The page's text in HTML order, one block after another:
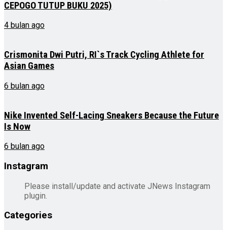
CEPOGO TUTUP BUKU 2025)
4 bulan ago
Crismonita Dwi Putri, RI`s Track Cycling Athlete for
Asian Games
6 bulan ago
Nike Invented Self-Lacing Sneakers Because the Future
Is Now
6 bulan ago
Instagram
Please install/update and activate JNews Instagram
plugin.
Categories